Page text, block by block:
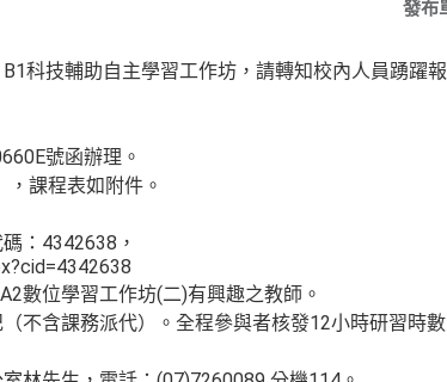
發布
科技輔助自主學習工作坊，請轉知校內人員踴躍
號函辦理。
課程表如附件。
：4342638，
數位學習工作坊(二)有興趣之教師。
不含課務派代）。全程參與者核發12小時研習時數